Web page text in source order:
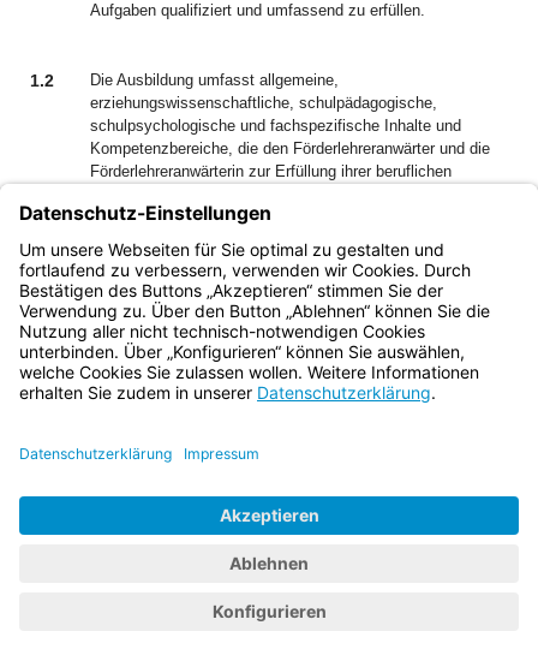
Aufgaben qualifiziert und umfassend zu erfüllen.
1.2
Die Ausbildung umfasst allgemeine,
erziehungswissenschaftliche, schulpädagogische,
schulpsychologische und fachspezifische Inhalte und
Kompetenzbereiche, die den Förderlehreranwärter und die
Förderlehreranwärterin zur Erfüllung ihrer beruflichen
Bayern.de
BayernPortal
Impressum